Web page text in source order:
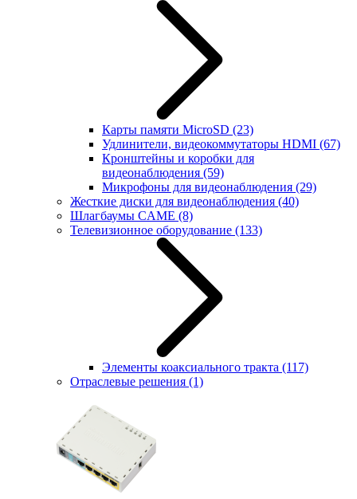
Карты памяти MicroSD (23)
Удлинители, видеокоммутаторы HDMI (67)
Кронштейны и коробки для
видеонаблюдения (59)
Микрофоны для видеонаблюдения (29)
Жесткие диски для видеонаблюдения (40)
Шлагбаумы CAME (8)
Телевизионное оборудование (133)
Элементы коаксиального тракта (117)
Отраслевые решения (1)